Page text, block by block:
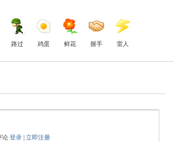
路过 鸡蛋 鲜花 握手 雷人
论登录 |立即注册